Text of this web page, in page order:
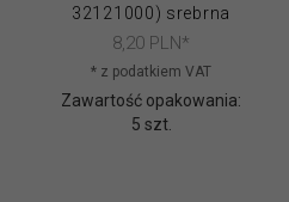
32121000) srebrna
8,20 PLN*
* z podatkiem VAT
Zawartość opakowania:
5 szt.